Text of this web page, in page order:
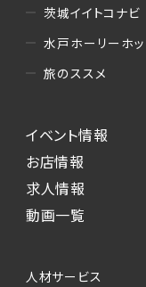
茨城イイトコナビ
水戸ホーリーホ
旅のススメ
イベント情報
お店情報
求人情報
動画一覧
人材サービス